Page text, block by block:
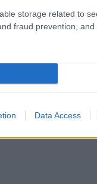
storage related to
fraud prevention, and
Data Access